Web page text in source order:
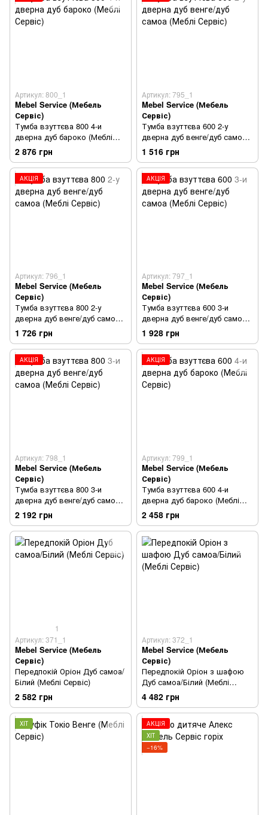
Артикул: 800_1
Mebel Service (Мебель
Сервіс)
Тумба взуттєва 800 4-и
дверна дуб бароко (Меблі
Сервіс)
2 876 грн
Артикул: 795_1
Mebel Service (Мебель
Сервіс)
Тумба взуттєва 600 2-у
дверна дуб венге/дуб самоа
(Меблі Сервіс)
1 516 грн
АКЦІЯ
Артикул: 796_1
Mebel Service (Мебель
Сервіс)
Тумба взуттєва 800 2-у
дверна дуб венге/дуб самоа
(Меблі Сервіс)
1 726 грн
АКЦІЯ
Артикул: 797_1
Mebel Service (Мебель
Сервіс)
Тумба взуттєва 600 3-и
дверна дуб венге/дуб самоа
(Меблі Сервіс)
1 928 грн
АКЦІЯ
Артикул: 798_1
Mebel Service (Мебель
Сервіс)
Тумба взуттєва 800 3-и
дверна дуб венге/дуб самоа
(Меблі Сервіс)
2 192 грн
АКЦІЯ
Артикул: 799_1
Mebel Service (Мебель
Сервіс)
Тумба взуттєва 600 4-и
дверна дуб бароко (Меблі
Сервіс)
2 458 грн
1
Артикул: 371_1
Mebel Service (Мебель
Сервіс)
Передпокій Оріон Дуб самоа/
Білий (Меблі Сервіс)
2 582 грн
Артикул: 372_1
Mebel Service (Мебель
Сервіс)
Передпокій Оріон з шафою
Дуб самоа/Білий (Меблі
Сервіс)
4 482 грн
ХІТ
АКЦІЯ
ХІТ
−16%